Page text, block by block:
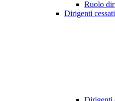
Ruolo
Dirigenti cessati